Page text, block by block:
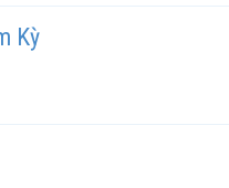
Kỳ